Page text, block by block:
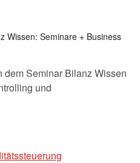
Wissen: Seminare + Business
dem Seminar Bilanz Wissen
und